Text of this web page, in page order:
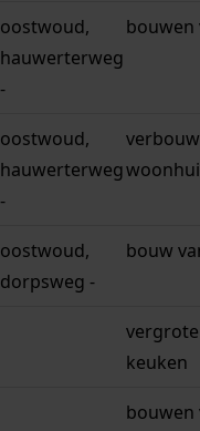
oostwoud,
hauwerterweg
-
bouwen
oostwoud,
hauwerterweg
-
oostwoud,
dorpsweg -
bouw
keuken
bouwen